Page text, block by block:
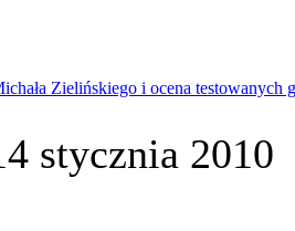
Zielińskiego i ocena testowanych
stycznia 2010